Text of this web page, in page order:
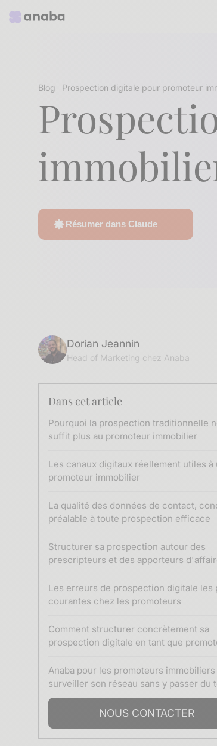
Blog Prospection digitale pour promoteur
Résumer dans Claude
Dorian Jeannin
Head of Marketing chez Anaba
Dans cet article
Pourquoi la prospection traditionnelle
suffit plus au promoteur immobilier
Les canaux digitaux réellement utiles à
promoteur immobilier
La qualité des données de contact,
préalable à toute prospection efficace
Structurer sa prospection autour des
prescripteurs et des apporteurs
Les erreurs de prospection digitale les
courantes chez les promoteurs
Comment structurer concrètement sa
prospection digitale en tant que
Anaba pour les promoteurs immobiliers
surveiller son réseau sans y passer du
NOUS CONTACTER